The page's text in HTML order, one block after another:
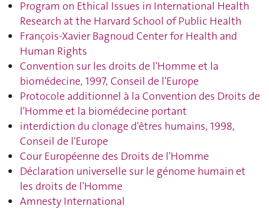
Program on Ethical Issues in International Health
Research at the Harvard School of Public Health
François-Xavier Bagnoud Center for Health and
Human Rights
Convention sur les droits de l'Homme et la
biomédecine, 1997, Conseil de l'Europe
Protocole additionnel à la Convention des Droits de
l'Homme et la biomédecine portant
interdiction du clonage d'êtres humains, 1998,
Conseil de l'Europe
Cour Européenne des Droits de l'Homme
Déclaration universelle sur le génome humain et
les droits de l'Homme
Amnesty International